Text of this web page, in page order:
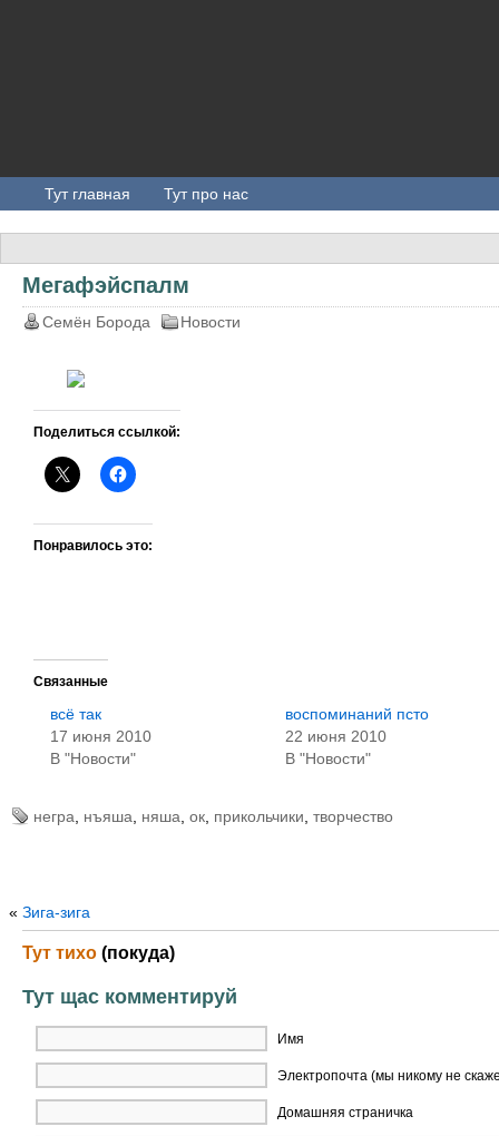
Тут главная Тут про нас
Мегафэйспалм
Семён Борода Новости
Поделиться ссылкой:
Понравилось это:
Связанные
всё так
17 июня 2010
В "Новости"
воспоминаний псто
22 июня 2010
В "Новости"
негра нъяша няша ок прикольчики творчество
« Зига-зига
Тут тихо (покуда)
Тут щас комментируй
Имя
Электропочта (мы никому не
Домашняя страничка